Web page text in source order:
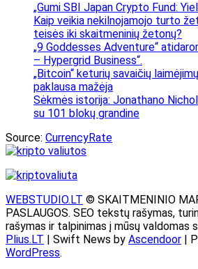
„Gumi SBI Japan Crypto Fund:
Kaip veikia nekilnojamojo turto
teisės iki skaitmeninių žetonų?
„9 Goddesses Adventure“
– Hypergrid Business“.
„Bitcoin“ keturių savaičių
paklausa mažėja
Sėkmės istorija: Jonathano
su 101 blokų grandine
Source: CurrencyRate
WEBSTUDIO.LT © SKAITMENINIO
PASLAUGOS. SEO tekstų rašymas,
rašymas ir talpinimas į mūsų valdomas
Plius.LT | Swift News by Ascendoor |
WordPress.